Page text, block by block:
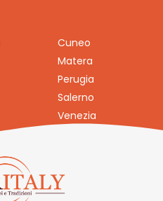
Cuneo
Matera
Perugia
Salerno
Venezia